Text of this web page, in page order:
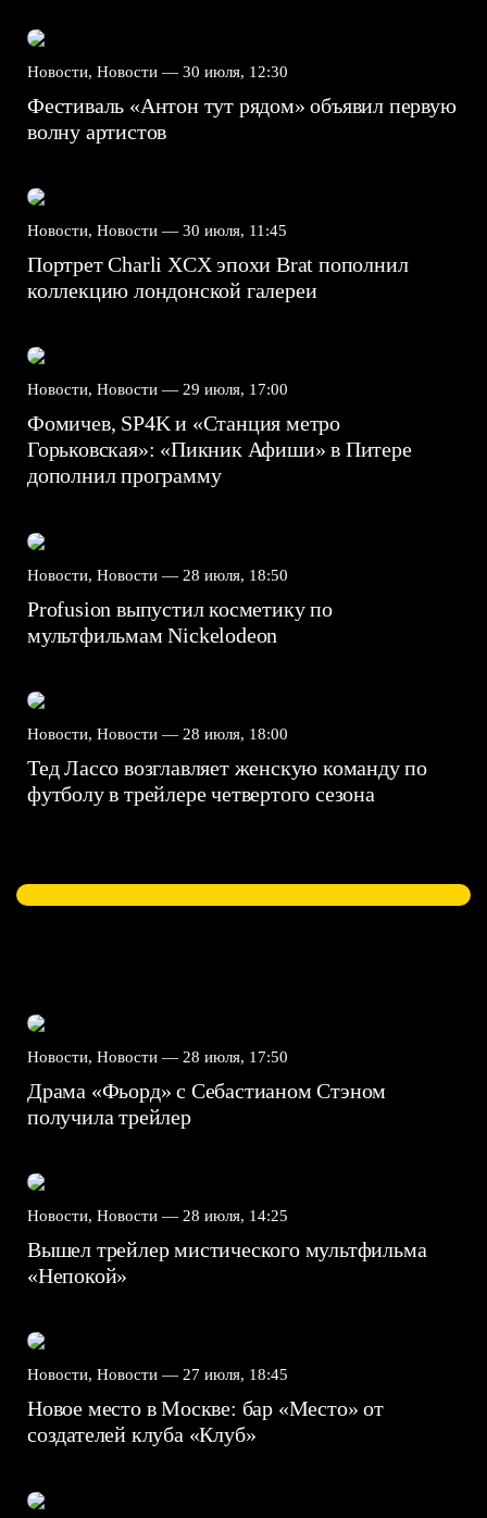
Новости, Новости — 30 июля, 12:30
Фестиваль «Антон тут рядом» объявил первую
волну артистов
Новости, Новости — 30 июля, 11:45
Портрет Charli XCX эпохи Brat пополнил
коллекцию лондонской галереи
Новости, Новости — 29 июля, 17:00
Фомичев, SP4K и «Станция метро
Горьковская»: «Пикник Афиши» в Питере
дополнил программу
Новости, Новости — 28 июля, 18:50
Profusion выпустил косметику по
мультфильмам Nickelodeon
Новости, Новости — 28 июля, 18:00
Тед Лассо возглавляет женскую команду по
футболу в трейлере четвертого сезона
Новости, Новости — 28 июля, 17:50
Драма «Фьорд» с Себастианом Стэном
получила трейлер
Новости, Новости — 28 июля, 14:25
Вышел трейлер мистического мультфильма
«Непокой»
Новости, Новости — 27 июля, 18:45
Новое место в Москве: бар «Место» от
создателей клуба «Клуб»